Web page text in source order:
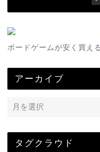
ボードゲームが安く買え
アーカイブ
タグクラウド